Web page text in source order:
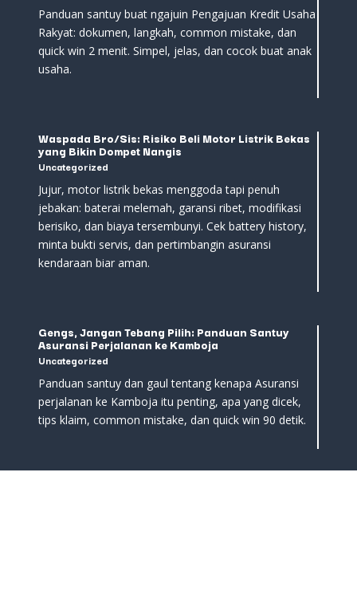
Panduan santuy buat ngajuin Pengajuan Kredit Usaha
Rakyat: dokumen, langkah, common mistake, dan
quick win 2 menit. Simpel, jelas, dan cocok buat anak
usaha.
Waspada Bro/Sis: Risiko Beli Motor Listrik Bekas
yang Bikin Dompet Nangis
Uncategorized
Jujur, motor listrik bekas menggoda tapi penuh
jebakan: baterai melemah, garansi ribet, modifikasi
berisiko, dan biaya tersembunyi. Cek battery history,
minta bukti servis, dan pertimbangin asuransi
kendaraan biar aman.
Gengs, Jangan Tebang Pilih: Panduan Santuy
Asuransi Perjalanan ke Kamboja
Uncategorized
Panduan santuy dan gaul tentang kenapa Asuransi
perjalanan ke Kamboja itu penting, apa yang dicek,
tips klaim, common mistake, dan quick win 90 detik.